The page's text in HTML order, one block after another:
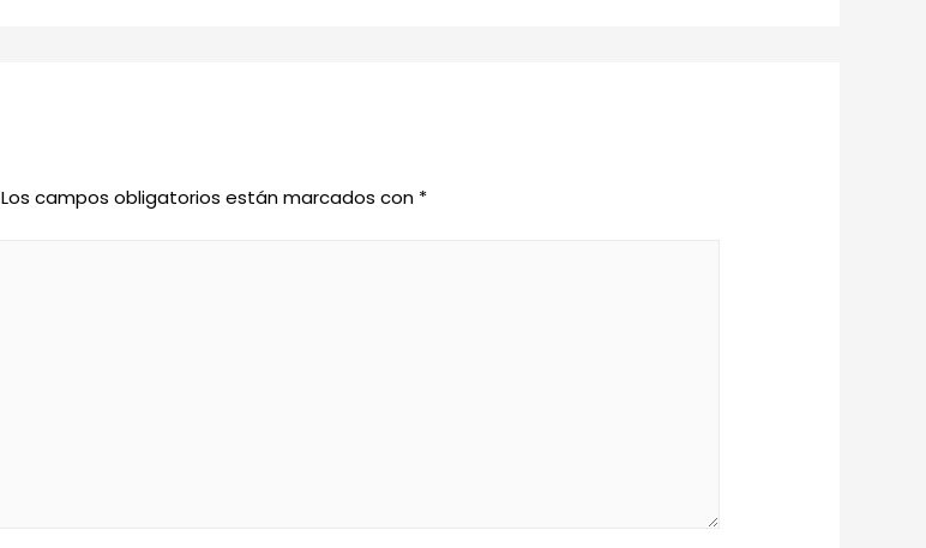
Los campos obligatorios están marcados con *